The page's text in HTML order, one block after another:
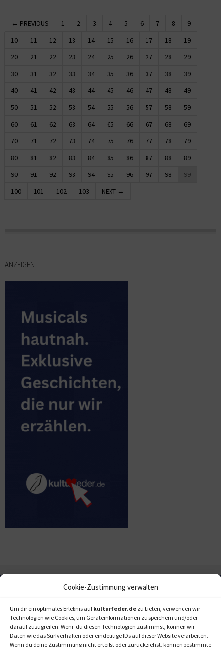
Cookie-Zustimmung verwalten
Um dir ein optimales Erlebnis aufkulturfeder.de zu bieten, verwenden wir
Technologien wie Cookies, um Geräteinformationen zu speichern und/oder
darauf zuzugreifen. Wenn du diesen Technologien zustimmst, können wir
Daten wie das Surfverhalten oder eindeutige IDs auf dieser Website verarbeiten.
Wenn du deine Zustimmung nicht erteilst oder zurückziehst, können bestimmte
← PREVIOUS 1 2 3 4 5 6 7 8
9
10
11 12 13 14 15 16 17 18
19
20
21 22 23 24 25 26 27 28
29
30
31 32 33 34 35 36 37 38
39
40
41 42 43 44 45 46 47 48
49
50
51 52 53 54 55 56 57 58
59
60
61 62 63 64 65 66 67 68
69
70
71 72 73 74 75 76 77 78
79
80
81 82 83 84 85 86 87 88
89
90
91 92 93 94 95 96 97 98
99
100
101 102 103 NEXT →
ANZEIGEN